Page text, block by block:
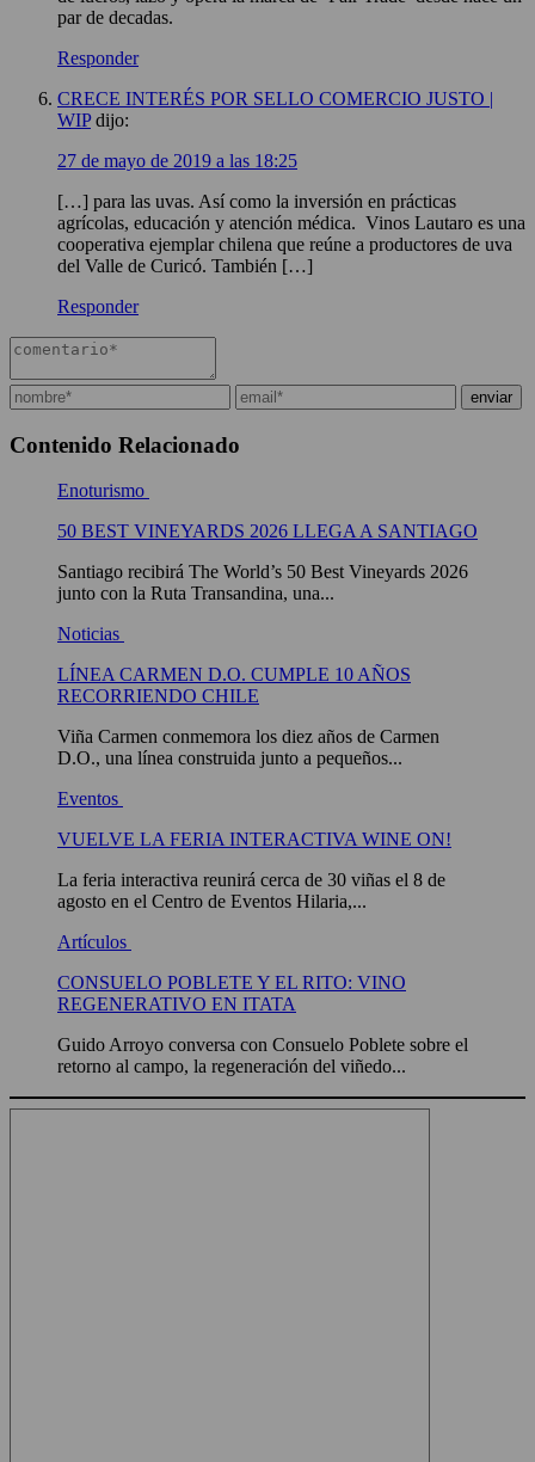
par de decadas.
Responder
CRECE INTERÉS POR SELLO COMERCIO JUSTO |
WIP dijo:
27 de mayo de 2019 a las 18:25
[…] para las uvas. Así como la inversión en prácticas
agrícolas, educación y atención médica. Vinos Lautaro es una
cooperativa ejemplar chilena que reúne a productores de uva
del Valle de Curicó. También […]
Responder
Contenido Relacionado
Enoturismo
50 BEST VINEYARDS 2026 LLEGA A SANTIAGO
Santiago recibirá The World’s 50 Best Vineyards 2026
junto con la Ruta Transandina, una...
Noticias
LÍNEA CARMEN D.O. CUMPLE 10 AÑOS
RECORRIENDO CHILE
Viña Carmen conmemora los diez años de Carmen
D.O., una línea construida junto a pequeños...
Eventos
VUELVE LA FERIA INTERACTIVA WINE ON!
La feria interactiva reunirá cerca de 30 viñas el 8 de
agosto en el Centro de Eventos Hilaria,...
Artículos
CONSUELO POBLETE Y EL RITO: VINO
REGENERATIVO EN ITATA
Guido Arroyo conversa con Consuelo Poblete sobre el
retorno al campo, la regeneración del viñedo...